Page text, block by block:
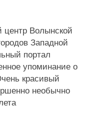
центр Волынской
Западной
портал
упоминание о
красивый
необычно